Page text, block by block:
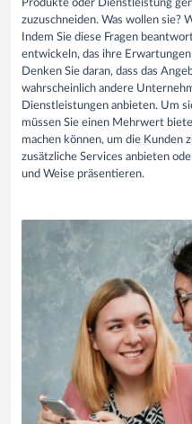
Produkte oder Dienstleistung
zuzuschneiden. Was wollen sie?
Indem Sie diese Fragen
entwickeln, das ihre
Denken Sie daran, dass das
wahrscheinlich andere
Dienstleistungen anbieten. Um
müssen Sie einen Mehrwert
machen können, um die Kunden
zusätzliche Services anbieten
und Weise präsentieren.